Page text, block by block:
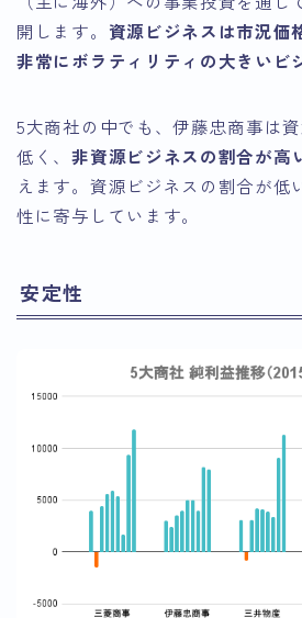
開します。 資源ビジネスは市況価
非常にボラティリティの大きいビ
5大商社の中でも、伊藤忠商事は
低く、非資源ビジネスの割合が高
えます。資源ビジネスの割合が低
性に寄与しています。
安定性